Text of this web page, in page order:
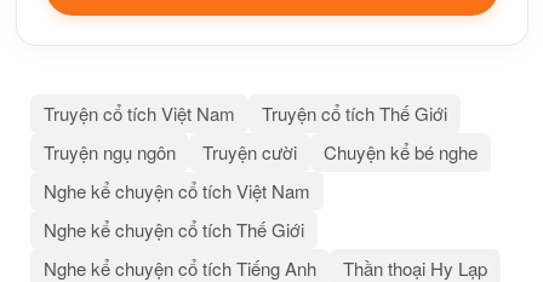
Truyện cổ tích Việt Nam
Truyện cổ tích Thế Giới
Truyện ngụ ngôn
Truyện cười
Chuyện kể bé nghe
Nghe kể chuyện cổ tích Việt Nam
Nghe kể chuyện cổ tích Thế Giới
Nghe kể chuyện cổ tích Tiếng Anh
Thần thoại Hy Lạp